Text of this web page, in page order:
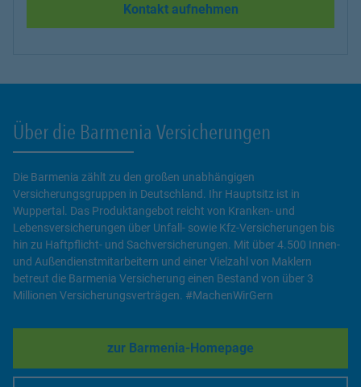
Kontakt aufnehmen
Über die Barmenia Versicherungen
Die Barmenia zählt zu den großen unabhängigen
Versicherungsgruppen in Deutschland. Ihr Hauptsitz ist in
Wuppertal. Das Produktangebot reicht von Kranken- und
Lebensversicherungen über Unfall- sowie Kfz-Versicherungen bis
hin zu Haftpflicht- und Sachversicherungen. Mit über 4.500 Innen-
und Außendienstmitarbeitern und einer Vielzahl von Maklern
betreut die Barmenia Versicherung einen Bestand von über 3
Millionen Versicherungsverträgen. #MachenWirGern
zur Barmenia-Homepage
Link Opens in New Tab